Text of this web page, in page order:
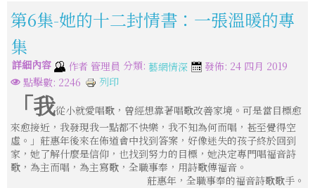
第6集-她的十二封情書：一張溫暖的專
集
詳細內容 作者 管理員 分類: 藝網情深
發佈: 24 四月 2019
點擊數: 2246
列印
「我從小就愛唱歌，曾經想靠著唱歌改善家境。可是當目標愈
來愈接近，我發現我一點都不快樂，我不知為何而唱，甚至覺得空
虛。」莊惠年後來在佈道會中找到答案，好像迷失的孩子終於回到
家，她了解什麼是信仰，也找到努力的目標，她決定專門唱福音詩
歌，為主而唱，為主寫歌，全職事奉，用詩歌傳福音。
莊惠年，全職事奉的福音詩歌歌手。